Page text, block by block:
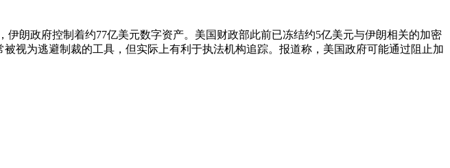
伊朗政府控制着约77亿美元数字资产。美国财政部此前已冻结约5亿美元与伊朗相关的加密
被视为逃避制裁的工具，但实际上有利于执法机构追踪。报道称，美国政府可能通过阻止加